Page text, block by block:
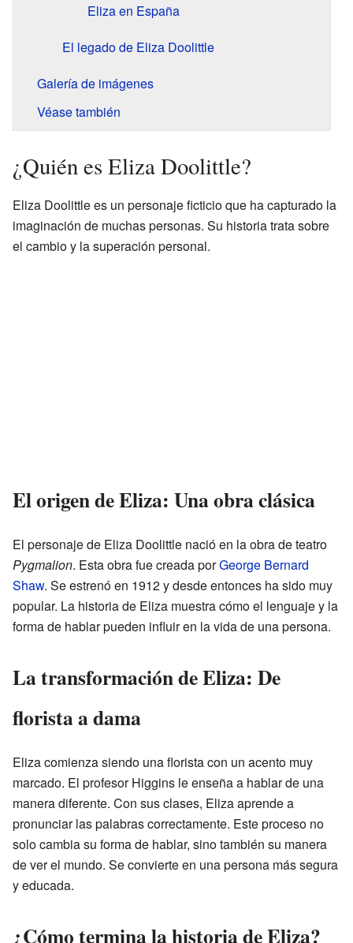
Eliza en España
El legado de Eliza Doolittle
Galería de imágenes
Véase también
¿Quién es Eliza Doolittle?
Eliza Doolittle es un personaje ficticio que ha capturado la
imaginación de muchas personas. Su historia trata sobre
el cambio y la superación personal.
El origen de Eliza: Una obra clásica
El personaje de Eliza Doolittle nació en la obra de teatro
Pygmalion. Esta obra fue creada porGeorge Bernard
Shaw. Se estrenó en 1912 y desde entonces ha sido muy
popular. La historia de Eliza muestra cómo el lenguaje y la
forma de hablar pueden influir en la vida de una persona.
La transformación de Eliza: De
florista a dama
Eliza comienza siendo una florista con un acento muy
marcado. El profesor Higgins le enseña a hablar de una
manera diferente. Con sus clases, Eliza aprende a
pronunciar las palabras correctamente. Este proceso no
solo cambia su forma de hablar, sino también su manera
de ver el mundo. Se convierte en una persona más segura
y educada.
¿Cómo termina la historia de Eliza?